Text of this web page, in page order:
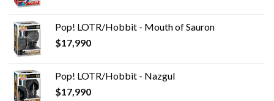
Pop! LOTR/Hobbit - Mouth of Sauron
$17,990
Pop! LOTR/Hobbit - Nazgul
$17,990